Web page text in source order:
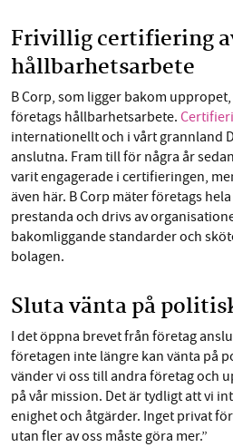
Frivillig certifiering
hållbarhetsarbete
B Corp, som ligger bakom
företags hållbarhetsarbete.
internationellt och i vårt grannland
anslutna. Fram till för några år
varit engagerade i certifieringen,
även här. B Corp mäter företags
prestanda och drivs av
bakomliggande standarder och
bolagen.
Sluta vänta på
I det öppna brevet från företag
företagen inte längre kan vänta på
vänder vi oss till andra företag och
på vår mission. Det är tydligt att vi
enighet och åtgärder. Inget privat
utan fler av oss måste göra mer.”